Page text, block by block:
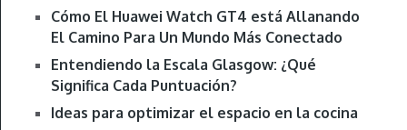
Cómo El Huawei Watch GT4 está Allanando
El Camino Para Un Mundo Más Conectado
Entendiendo la Escala Glasgow: ¿Qué
Significa Cada Puntuación?
Ideas para optimizar el espacio en la cocina